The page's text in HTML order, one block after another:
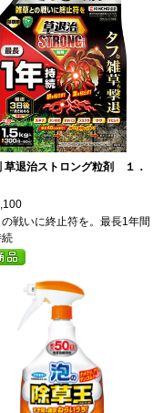
草退治ストロング粒剤 １．
戦いに終止符を。最長1年間